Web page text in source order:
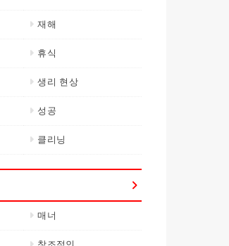
재해
휴식
생리 현상
성공
클리닝
매너